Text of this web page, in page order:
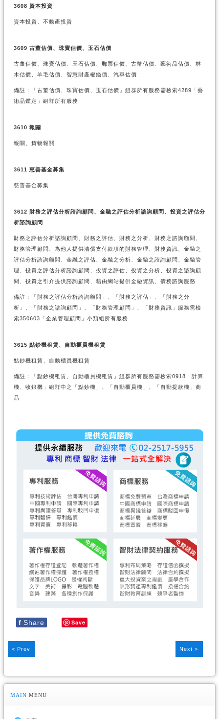
3608 資本投資
資本投資、不動產投資
3609 古董估價、珠寶估價、玉石估價
古董估價、珠寶估價、玉石估價、郵票估價、古幣估價、藝術品估價、林
木估價、羊毛估價、智慧財產權鑑價、汽車估價
備註：「古董估價、珠寶估價、玉石估價」組群所有服務需檢索4289「藝
術品鑑定」組群所有服務
3610 報關
報關、貨物報關
3611 慈善基金募集
慈善基金募集
3612 財務之評估分析諮詢顧問、金融之評估分析諮詢顧問、投資之評估分
析諮詢顧問
財務之評估分析諮詢顧問、財務之評估、財務之分析、財務之諮詢顧問、
財務管理顧問、為他人提供清償支付款項的財務管理、財務資訊、金融之
評估分析諮詢顧問、金融之評估、金融之分析、金融之諮詢顧問、金融管
理、投資之評估分析諮詢顧問、投資之評估、投資之分析、投資之諮詢顧
問、投資之引介提供諮詢顧問、藉由網站提供金融資訊、債務諮詢服務
備註：「財務之評估分析諮詢顧問」、「財務之評估」、「財務之分
析」、「財務之諮詢顧問」、「財務管理顧問」、「財務資訊」服務需檢
索350603「企業管理顧問」小類組所有服務
3615 點鈔機租賃、自動櫃員機租賃
點鈔機租賃、自動櫃員機租賃
備註：「點鈔機租賃、自動櫃員機租賃」組群所有服務需檢索0918「計算
機、收銀機」組群中之「點鈔機」、「自動櫃員機」、「自動提款機」商
品
f Share Save
< Prev Next >
MAIN MENU